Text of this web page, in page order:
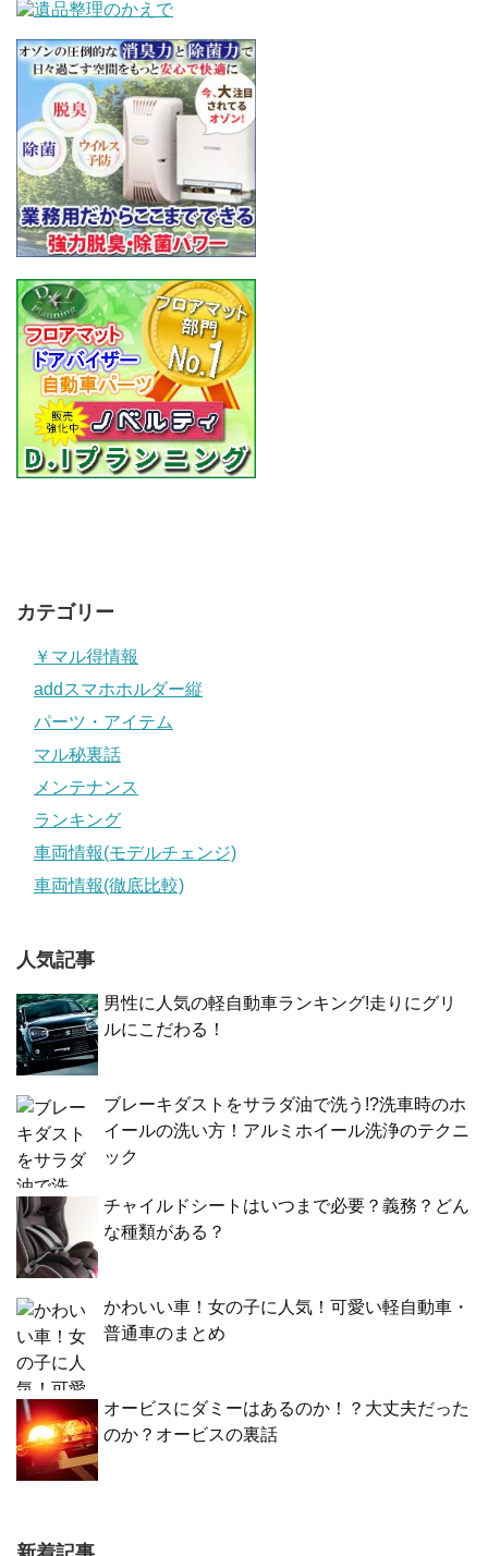
カテゴリー
￥マル得情報
addスマホホルダー縦
パーツ・アイテム
マル秘裏話
メンテナンス
ランキング
車両情報(モデルチェンジ)
車両情報(徹底比較)
人気記事
男性に人気の軽自動車ランキング!走りにグリ
ルにこだわる！
ブレーキダストをサラダ油で洗う!?洗車時のホ
イールの洗い方！アルミホイール洗浄のテクニ
ック
チャイルドシートはいつまで必要？義務？どん
な種類がある？
かわいい車！女の子に人気！可愛い軽自動車・
普通車のまとめ
オービスにダミーはあるのか！？大丈夫だった
のか？オービスの裏話